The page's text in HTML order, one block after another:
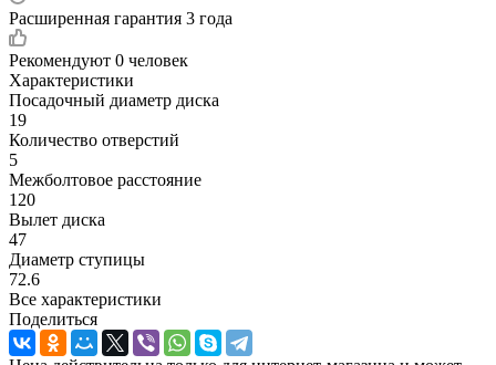
Расширенная гарантия 3 года
Рекомендуют 0 человек
Характеристики
Посадочный диаметр диска
19
Количество отверстий
5
Межболтовое расстояние
120
Вылет диска
47
Диаметр ступицы
72.6
Все характеристики
Поделиться